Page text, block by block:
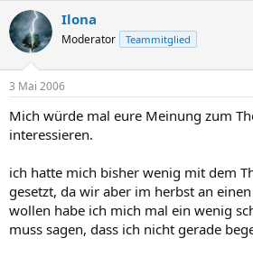
s
t
e
l
l
e
t
e
l
m
Ilona
Moderator Teammitglied
3 Mai 2006
Mich würde mal eure Meinung zum
interessieren.
ich hatte mich bisher wenig mit dem
gesetzt, da wir aber im herbst an
wollen habe ich mich mal ein wenig
muss sagen, dass ich nicht gerade